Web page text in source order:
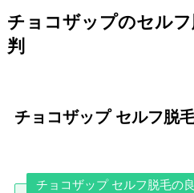
チョコザップのセル
判
チョコザップ セルフ脱
チョコザップ セルフ脱毛の